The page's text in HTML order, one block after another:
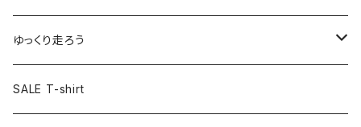
トートバッグ
ランチバッグ
クリアファイル
キーホルダー
クリアファイル
Tシャツ
ステッカー
サコッシュ
ホテルキーホルダー
クリアファイル
マスク
エコバッグ
ステッカー
キャップ
ステッカー
Tシャツ
キャップ
ゆっくり走ろう
Tシャツ
SALE T-shirt